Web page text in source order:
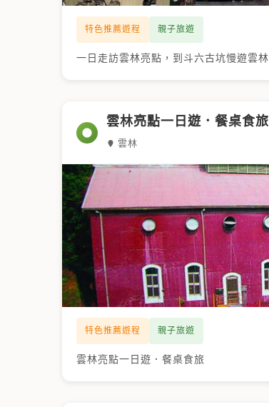
特色推薦遊程 親子旅遊
一日走訪雲林亮點，到斗六古坑慢遊雲林
雲林亮點一日遊．餐桌食旅
雲林
特色推薦遊程 親子旅遊
雲林亮點一日遊．餐桌食旅